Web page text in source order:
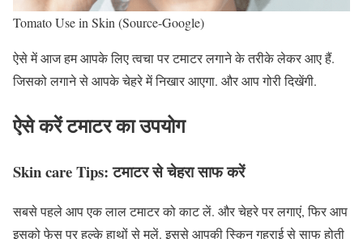
Tomato Use in Skin (Source-Google)
ऐसे में आज हम आपके लिए त्वचा पर टमाटर लगाने के तरीके लेकर आए हैं.
जिसको लगाने से आपके चेहरे में निखार आएगा. और आप गोरी दिखेंगी.
ऐसे करें टमाटर का उपयोग
Skin care Tips:टमाटर से चेहरा साफ करें
सबसे पहले आप एक लाल टमाटर को काट लें. और चेहरे पर लगाएं, फिर आप
इसको फेस पर हल्के हाथों से मलें. इससे आपकी स्किन गहराई से साफ होती